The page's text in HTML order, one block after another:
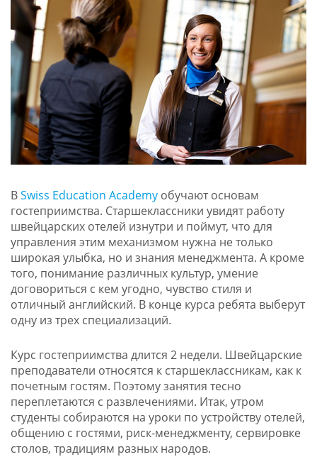
ВSwiss Education Academyобучают основам
гостеприимства. Старшеклассники увидят работу
швейцарских отелей изнутри и поймут, что для
управления этим механизмом нужна не только
широкая улыбка, но и знания менеджмента. А кроме
того, понимание различных культур, умение
договориться с кем угодно, чувство стиля и
отличный английский. В конце курса ребята выберут
одну из трех специализаций.
Курс гостеприимства длится 2 недели. Швейцарские
преподаватели относятся к старшеклассникам, как к
почетным гостям. Поэтому занятия тесно
переплетаются с развлечениями. Итак, утром
студенты собираются на уроки по устройству отелей,
общению с гостями, риск-менеджменту, сервировке
столов, традициям разных народов.